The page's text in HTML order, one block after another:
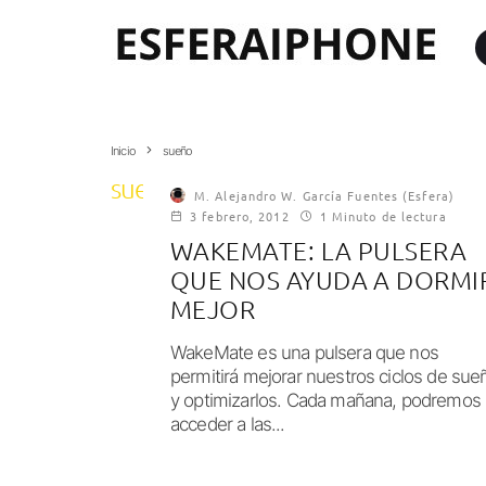
Inicio sueño
sueño
M. Alejandro W. García Fuentes (Esfera)
3 febrero, 2012
1 Minuto de lectura
WAKEMATE: LA PULSERA
QUE NOS AYUDA A
MEJOR
WakeMate es una pulsera que nos
permitirá mejorar nuestros ciclos de
y optimizarlos. Cada mañana, podremos
acceder a las...